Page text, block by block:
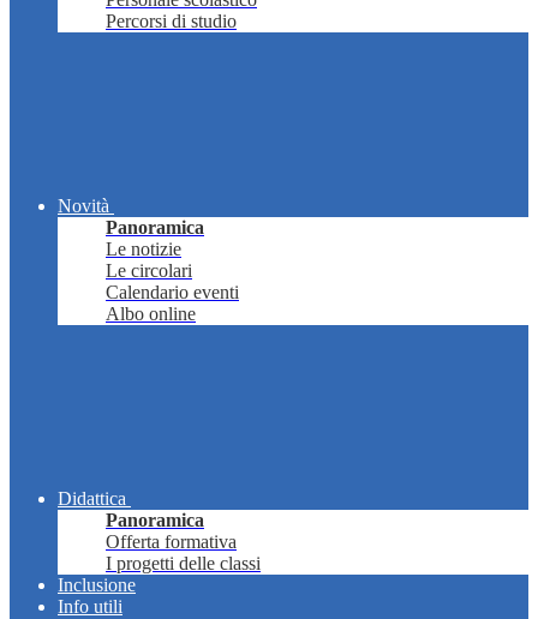
Percorsi di studio
Novità
Panoramica
Le notizie
Le circolari
Calendario eventi
Albo online
Didattica
Panoramica
Offerta formativa
I progetti delle classi
Inclusione
Info utili